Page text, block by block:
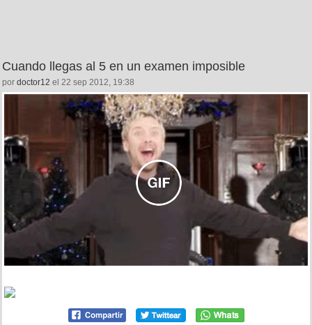
Cuando llegas al 5 en un examen imposible
por doctor12 el 22 sep 2012, 19:38